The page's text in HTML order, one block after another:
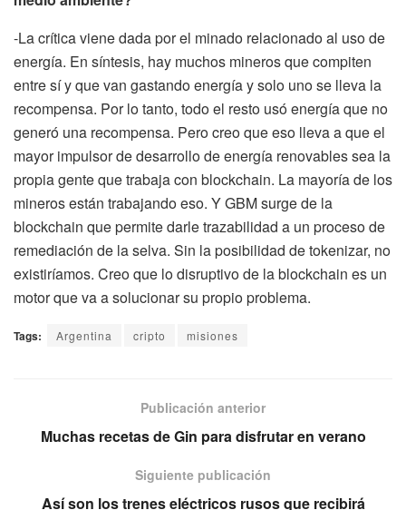
-La crítica viene dada por el minado relacionado al uso de
energía. En síntesis, hay muchos mineros que compiten
entre sí y que van gastando energía y solo uno se lleva la
recompensa. Por lo tanto, todo el resto usó energía que no
generó una recompensa. Pero creo que eso lleva a que el
mayor impulsor de desarrollo de energía renovables sea la
propia gente que trabaja con blockchain. La mayoría de los
mineros están trabajando eso. Y GBM surge de la
blockchain que permite darle trazabilidad a un proceso de
remediación de la selva. Sin la posibilidad de tokenizar, no
existiríamos. Creo que lo disruptivo de la blockchain es un
motor que va a solucionar su propio problema.
Tags: Argentina cripto misiones
Publicación anterior
Muchas recetas de Gin para disfrutar en verano
Siguiente publicación
Así son los trenes eléctricos rusos que recibirá